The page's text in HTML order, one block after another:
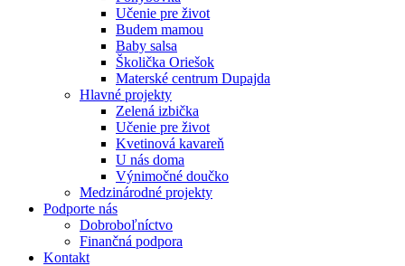
Učenie pre život
Budem mamou
Baby salsa
Školička Oriešok
Materské centrum Dupajda
Hlavné projekty
Zelená izbička
Učenie pre život
Kvetinová kavareň
U nás doma
Výnimočné doučko
Medzinárodné projekty
Podporte nás
Dobroboľníctvo
Finančná podpora
Kontakt